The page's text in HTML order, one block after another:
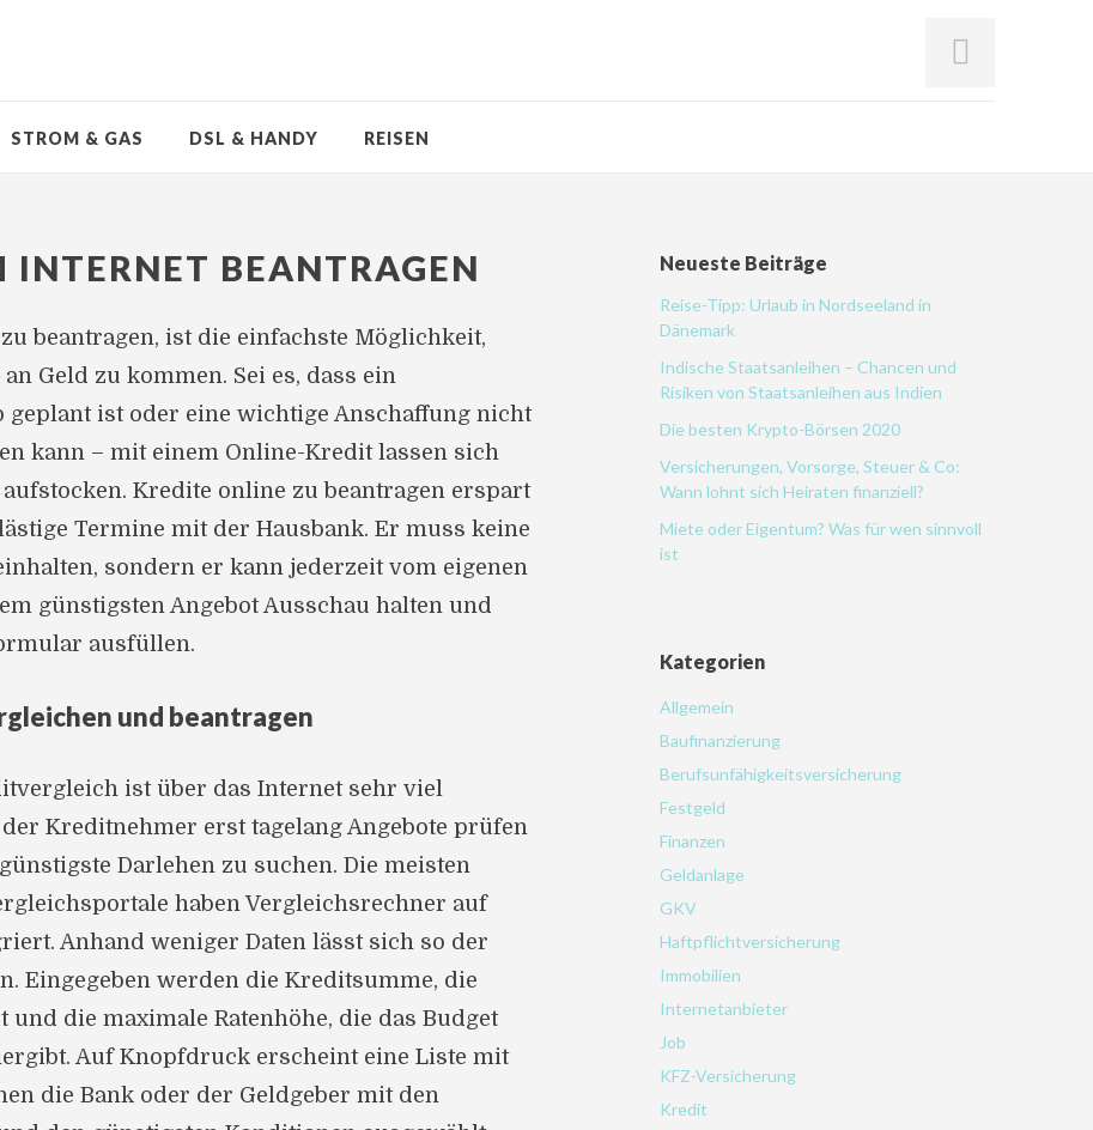
STROM & GAS DSL & HANDY REISEN
INTERNET BEANTRAGEN
beantragen, ist die einfachste Möglichkeit,
Geld zu kommen. Sei es, dass ein
ist oder eine wichtige Anschaffung nicht
kann – mit einem Online-Kredit lassen sich
Kredite online zu beantragen erspart
Termine mit der Hausbank. Er muss keine
sondern er kann jederzeit vom eigenen
günstigsten Angebot Ausschau halten und
ausfüllen.
und beantragen
ist über das Internet sehr viel
Kreditnehmer erst tagelang Angebote prüfen
Darlehen zu suchen. Die meisten
haben Vergleichsrechner auf
Anhand weniger Daten lässt sich so der
Eingegeben werden die Kreditsumme, die
und die maximale Ratenhöhe, die das Budget
Auf Knopfdruck erscheint eine Liste mit
die Bank oder der Geldgeber mit den
Neueste Beiträge
Reise-Tipp: Urlaub in Nordseeland in
Dänemark
Indische Staatsanleihen – Chancen und
Risiken von Staatsanleihen aus Indien
Die besten Krypto-Börsen 2020
Versicherungen, Vorsorge, Steuer & Co:
Wann lohnt sich Heiraten finanziell?
Miete oder Eigentum? Was für wen sinnvoll
ist
Kategorien
Allgemein
Baufinanzierung
Berufsunfähigkeitsversicherung
Festgeld
Finanzen
Geldanlage
GKV
Haftpflichtversicherung
Immobilien
Internetanbieter
Job
KFZ-Versicherung
Kredit